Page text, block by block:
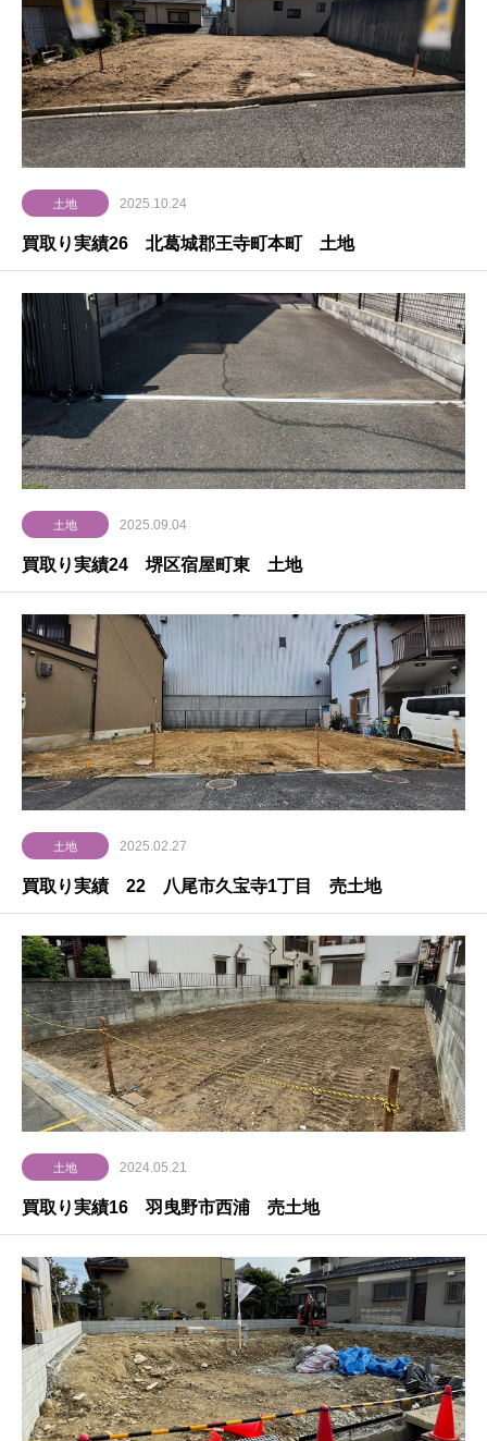
土地 2025.10.24
買取り実績26 北葛城郡王寺町本町 土地
土地 2025.09.04
買取り実績24 堺区宿屋町東 土地
土地 2025.02.27
買取り実績 22 八尾市久宝寺1丁目 売土地
土地 2024.05.21
買取り実績16 羽曳野市西浦 売土地